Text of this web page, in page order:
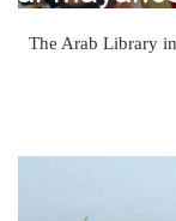
The Arab Library